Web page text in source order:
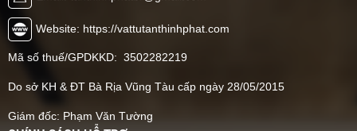
Website: https://vattutanthinhphat.com
Mã số thuế/GPDKKD: 3502282219
Do sở KH & ĐT Bà Rịa Vũng Tàu cấp ngày 28/05/2015
Giám đốc: Phạm Văn Tường